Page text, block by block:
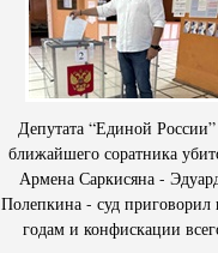
Депутата “Единой
ближайшего соратника
Армена Саркисяна -
Полепкина - суд приговорил
годам и конфискации